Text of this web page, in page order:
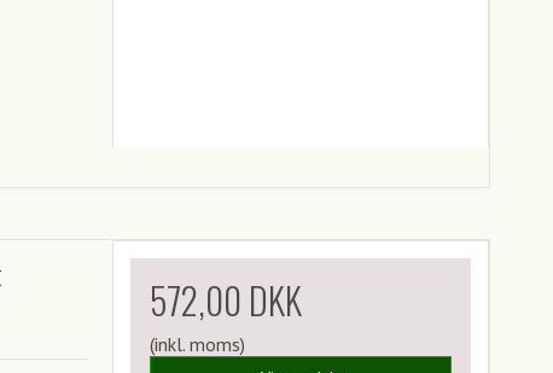
572,00 DKK
(inkl. moms)